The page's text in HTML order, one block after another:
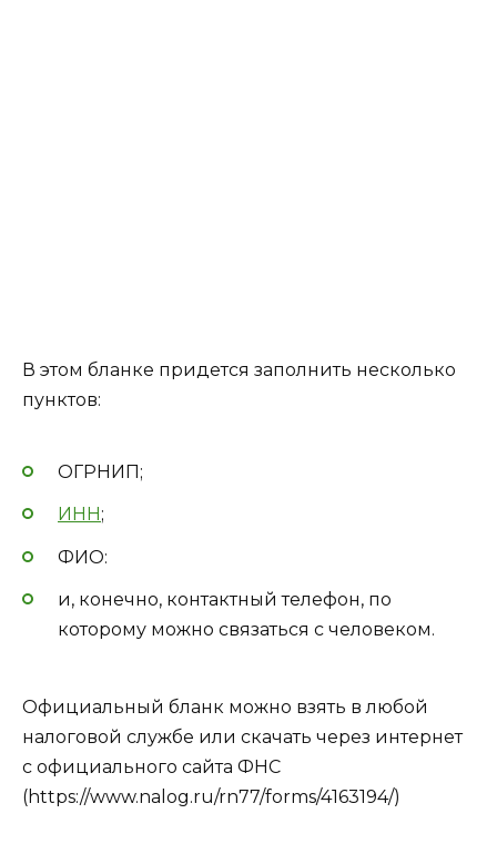
В этом бланке придется заполнить несколько
пунктов:
ОГРНИП;
ИНН ;
ФИО:
и, конечно, контактный телефон, по
которому можно связаться с человеком.
Официальный бланк можно взять в любой
налоговой службе или скачать через интернет
с официального сайта ФНС
(https://www.nalog.ru/rn77/forms/4163194/)